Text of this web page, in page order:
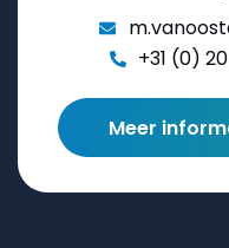
+31 (0)
Meer